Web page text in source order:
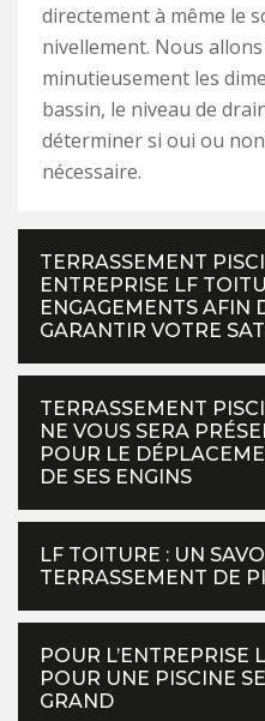
directement à même le
nivellement. Nous
minutieusement les
bassin, le niveau de
déterminer si oui ou
nécessaire.
TERRASSEMENT
ENTREPRISE LF
ENGAGEMENTS AFIN
GARANTIR VOTRE
TERRASSEMENT
NE VOUS SERA
POUR LE
DE SES ENGINS
LF TOITURE : UN
TERRASSEMENT DE
POUR L’ENTREPRISE
POUR UNE PISCINE
GRAND